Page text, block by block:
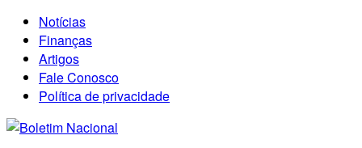
Notícias
Finanças
Artigos
Fale Conosco
Política de privacidade